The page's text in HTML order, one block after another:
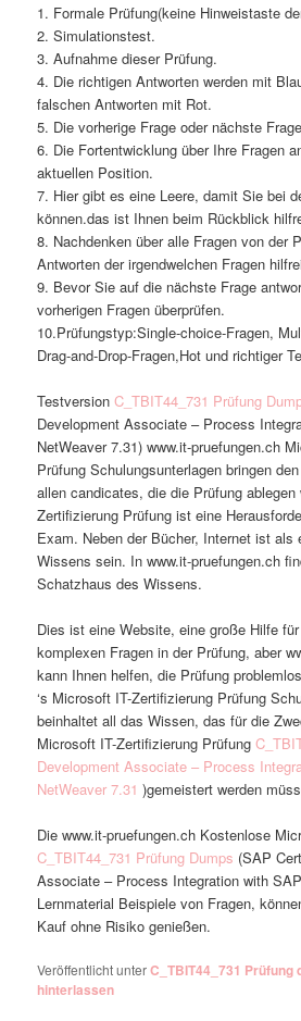
1. Formale Prüfung(keine Hinweistaste
2. Simulationstest.
3. Aufnahme dieser Prüfung.
4. Die richtigen Antworten werden mit
falschen Antworten mit Rot.
5. Die vorherige Frage oder nächste
6. Die Fortentwicklung über Ihre Fragen
aktuellen Position.
7. Hier gibt es eine Leere, damit Sie bei
können.das ist Ihnen beim Rückblick
8. Nachdenken über alle Fragen von der
Antworten der irgendwelchen Fragen
9. Bevor Sie auf die nächste Frage
vorherigen Fragen überprüfen.
10.Prüfungstyp:Single-choice-Fragen,
Drag-and-Drop-Fragen,Hot und richtiger
TestversionC_TBIT44_731 Prüfung
Development Associate – Process
NetWeaver 7.31) www.it-pruefungen.ch
Prüfung Schulungsunterlagen bringen
allen candicates, die die Prüfung
Zertifizierung Prüfung ist eine
Exam. Neben der Bücher, Internet ist als
Wissens sein. In www.it-pruefungen.ch
Schatzhaus des Wissens.
Dies ist eine Website, eine große Hilfe
komplexen Fragen in der Prüfung, aber
kann Ihnen helfen, die Prüfung
‘s Microsoft IT-Zertifizierung Prüfung
beinhaltet all das Wissen, das für die
Microsoft IT-Zertifizierung Prüfung
Development Associate – Process
NetWeaver 7.31 )gemeistert werden
Die www.it-pruefungen.ch Kostenlose
C_TBIT44_731 Prüfung Dumps (SAP
Associate – Process Integration with
Lernmaterial Beispiele von Fragen,
Kauf ohne Risiko genießen.
Veröffentlicht unterC_TBIT44_731 Prüfung
hinterlassen